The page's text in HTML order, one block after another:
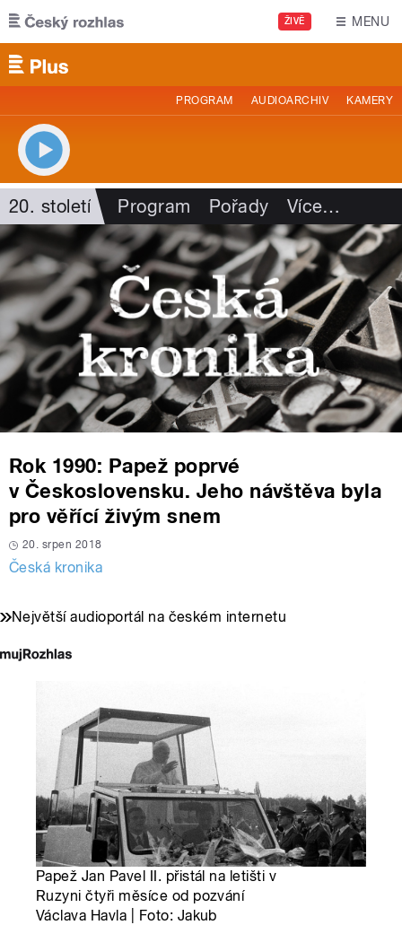
Přejít k hlavnímu obsahu
ŽIVĚ MENU
PROGRAM AUDIOARCHIV KAMERY
20. století Program Pořady Více…
Rok 1990: Papež poprvé
v Československu. Jeho návštěva byla
pro věřící živým snem
20. srpen 2018
Česká kronika
Největší audioportál na českém internetu
Papež Jan Pavel II. přistál na letišti v
Ruzyni čtyři měsíce od pozvání
Václava Havla | Foto: Jakub